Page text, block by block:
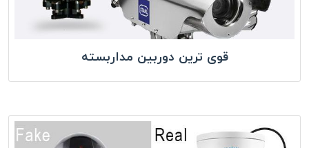
قوی ترین دوربین مداربسته